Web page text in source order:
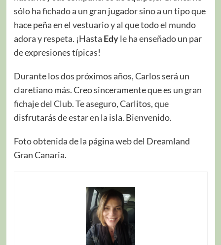
sólo ha fichado a un gran jugador sino a un tipo que
hace peña en el vestuario y al que todo el mundo
adora y respeta. ¡Hasta Edyle ha enseñado un par
de expresiones típicas!
Durante los dos próximos años, Carlos será un
claretiano más. Creo sinceramente que es un gran
fichaje del Club. Te aseguro, Carlitos, que
disfrutarás de estar en la isla. Bienvenido.
Foto obtenida de la página web del Dreamland
Gran Canaria.